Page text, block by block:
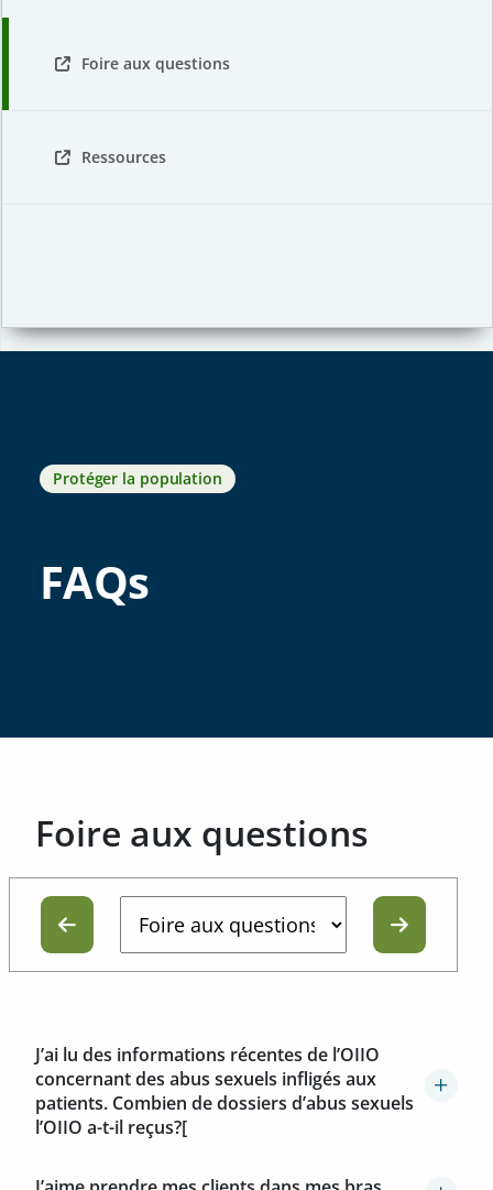
Foire aux questions
Ressources
Protéger la population
FAQs
Foire aux questions
J’ai lu des informations récentes de l’OIIO
concernant des abus sexuels infligés aux
patients. Combien de dossiers d’abus sexuels
l’OIIO a-t-il reçus?[